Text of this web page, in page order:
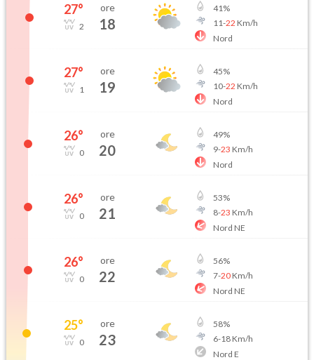
27°
2
ore
18
41%
11-22 Km/h
Nord
27°
1
ore
19
45%
10-22 Km/h
Nord
26°
0
ore
20
49%
9-23 Km/h
Nord
26°
0
ore
21
53%
8-23 Km/h
Nord NE
26°
0
ore
22
56%
7-20Km/h
Nord NE
25°
0
ore
23
58%
6-18Km/h
Nord E